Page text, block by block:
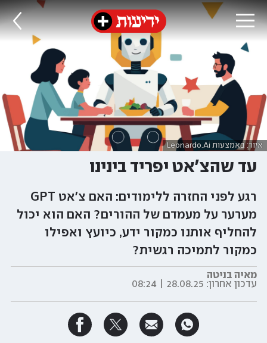
איור: באמצעות Leonardo.Ai
עד שהצ'אט יפריד בינינו
רגע לפני החזרה ללימודים: האם צ'אט GPT
מערער על מעמדם של ההורים? האם הוא יכול
להחליף אותנו כמקור ידע, כיועץ ואפילו
כמקור לתמיכה רגשית?
מאיה בניטה
עדכון אחרון: 28.08.25 | 08:24